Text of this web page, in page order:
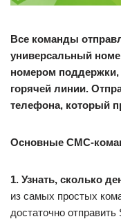
Все команды
универсальный
номером поддержки,
горячей линии.
телефона, который
Основные СМС-
1. Узнать, сколько
из самых простых
достаточно